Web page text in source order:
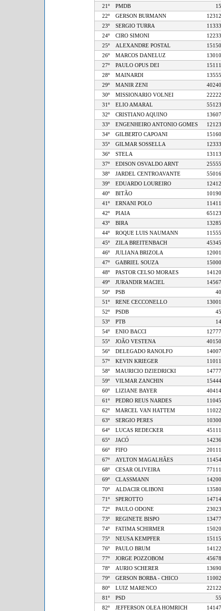
21º PMDB
22º
GERSON BURMANN
23º
SERGIO TURRA
24º
CIRO SIMONI
25º
ALEXANDRE POSTAL
26º
MARCOS DANELUZ
27º
PAULO OPUS DEI
28º
MAINARDI
29º
MANIR ZENI
30º
MISSIONARIO VOLNEI
31º
ELIO AMARAL
32º
CRISTIANO AQUINO
33º
ENGENHEIRO ANTONIO GOMES
34º
GILBERTO CAPOANI
35º
GILMAR SOSSELLA
36º
STELA
37º
EDISON OSVALDO ARNT
38º
JARDEL CENTROAVANTE
39º
EDUARDO LOUREIRO
40º
BITÃO
41º
ERNANI POLO
42º
PIAIA
43º
BIRA
44º
ROQUE LUIS NAUMANN
45º
ZILA BREITENBACH
46º
JULIANA BRIZOLA
47º
GABRIEL SOUZA
48º
PASTOR CELSO MORAES
49º
JURANDIR MACIEL
50º
PSB
51º
RENE CECCONELLO
52º
PSDB
53º
PTB
54º
ENIO BACCI
55º
JOÃO VESTENA
56º
DELEGADO RANOLFO
57º
KEVIN KRIEGER
58º
MAURICIO DZIEDRICKI
59º
VILMAR ZANCHIN
60º
LIZIANE BAYER
61º
PEDRO REUS NARDES
62º
MARCEL VAN HATTEM
63º
SERGIO PERES
64º
LUCAS REDECKER
65º
JACÓ
66º
FIFO
67º
AYLTON MAGALHÃES
68º
CESAR OLIVEIRA
69º
CLASSMANN
70º
ALDACIR OLIBONI
71º
SPEROTTO
72º
PAULO ODONE
73º
REGINETE BISPO
74º
FATIMA SCHIRMER
75º
NEUSA KEMPFER
76º
PAULO BRUM
77º
JORGE POZZOBOM
78º
AURIO SCHERER
79º
GERSON BORBA - CHICO
80º
LUIZ MARENCO
81º
PSD
82º
JEFFERSON OLEA HOMRICH